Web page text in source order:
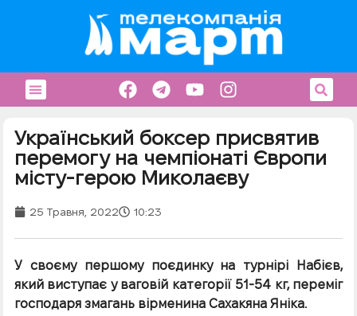
Український боксер присвятив
перемогу на чемпіонаті Європи
місту-герою Миколаєву
25 Травня, 2022 10:23
У своєму першому поєдинку на турнірі Набієв,
який виступає у ваговій категорії 51-54 кг, переміг
господаря змагань вірменина Сахакяна Яніка.